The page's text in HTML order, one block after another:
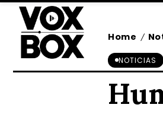
Home /
NOTICIAS